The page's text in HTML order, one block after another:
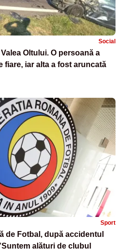
Social
Oltului. O persoană a
fiare, iar alta a fost aruncată
Sport
de Fotbal, după accidentul
alături de clubul